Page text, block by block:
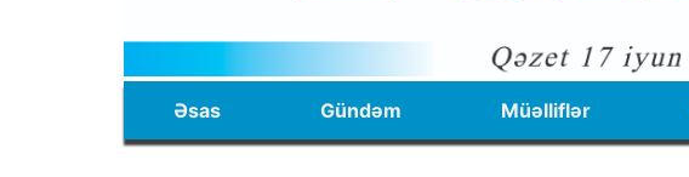
Əsas Gündəm Müəlliflər